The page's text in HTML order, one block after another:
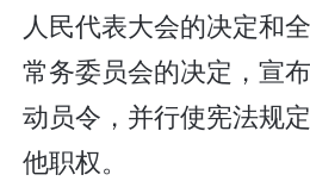
人民代表大会的决定和
常务委员会的决定，宣
动员令，并行使宪法规
他职权。